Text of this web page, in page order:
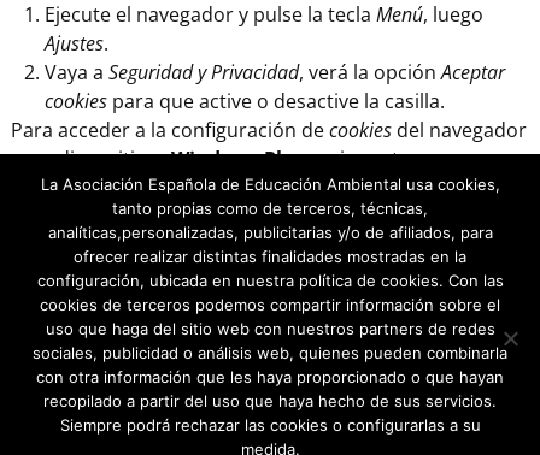
Ejecute el navegador y pulse la tecla Menú, luego
Ajustes.
Vaya a Seguridad y Privacidad, verá la opciónAceptar
cookiespara que active o desactive la casilla.
Para acceder a la configuración decookiesdel navegador
para dispositivosWindows Phonesiga estos pasos
(pueden variar en función de la versión del navegador):
AbraInternet Explorer, luegoMás , luegoConfiguración
Ahora puede activar o desactivar la casilla Permitir
cookies.
Asesor de Cookies es unplugin para WordPresscreado
por Carlos Doral (webartesanal.com)
La Asociación Española de Educación Ambiental usa cookies,
tanto propias como de terceros, técnicas,
analíticas,personalizadas, publicitarias y/o de afiliados, para
ofrecer realizar distintas finalidades mostradas en la
configuración, ubicada en nuestra política de cookies. Con las
cookies de terceros podemos compartir información sobre el
uso que haga del sitio web con nuestros partners de redes
sociales, publicidad o análisis web, quienes pueden combinarla
con otra información que les haya proporcionado o que hayan
recopilado a partir del uso que haya hecho de sus servicios.
Siempre podrá rechazar las cookies o configurarlas a su
medida.